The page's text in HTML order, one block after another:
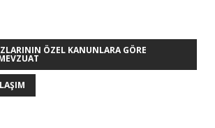
ÖZEL KANUNLARA GÖRE